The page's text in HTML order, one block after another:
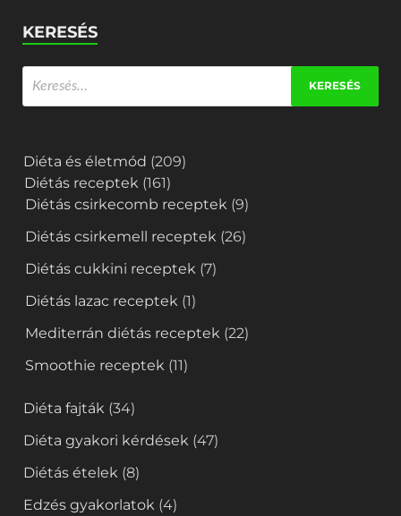
KERESÉS
Diéta és életmód (209)
Diétás receptek (161)
Diétás csirkecomb receptek (9)
Diétás csirkemell receptek (26)
Diétás cukkini receptek (7)
Diétás lazac receptek (1)
Mediterrán diétás receptek (22)
Smoothie receptek (11)
Diéta fajták (34)
Diéta gyakori kérdések (47)
Diétás ételek (8)
Edzés gyakorlatok (4)